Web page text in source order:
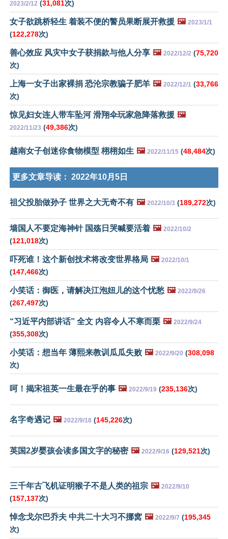
2023/2/12 (31,081次)
女子欲跳桥轻生 着装不便的警员果断展开救援 🖼️ 2023/1/1
(122,278次)
善心效应 风灾中女子获捐款与他人分享 🖼️ 2022/12/2 (75,720
次)
上海一女子出家裸捐 恐沦宗教骗子肥羊 🖼️ 2022/12/1 (33,766
次)
惊见妇女连人带车坠河 滑翔伞玩家急降落救援 🖼️
2022/11/23 (49,386次)
越南女子创迷你食物模型 栩栩如生 🖼️ 2022/11/15 (48,484次)
更多文章导读： 2022年10月5日
祖父投胎做孙子 世界之大无奇不有 🖼️ 2022/10/3 (189,272次)
墙国人不要定海神针 国殇日哭喊要活着 🖼️ 2022/10/2
(121,018次)
吓死谁！这个新创技术将改变世界格局 🖼️ 2022/10/1
(147,466次)
小笑话：御医，请解决江泡妞儿的这个忧愁 🖼️ 2022/9/26
(267,497次)
“习近平内部讲话” 全文 内容令人不寒而栗 🖼️ 2022/9/24
(355,308次)
小笑话：想当年 薄熙来教训瓜瓜失败 🖼️ 2022/9/20 (308,098
次)
呵！揭宋祖英一生最在乎的事 🖼️ 2022/9/19 (235,136次)
名字奇遇记 🖼️ 2022/9/18 (145,226次)
英国2岁婴孩会读多国文字的秘密 🖼️ 2022/9/16 (129,521次)
三千年古飞机证明猴子不是人类的祖宗 🖼️ 2022/9/10
(157,137次)
悼念戈尔巴乔夫 中共二十大习不挪窝 🖼️ 2022/9/7 (195,345
次)